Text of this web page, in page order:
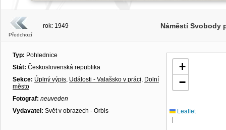
Předchozí
rok: 1949 Náměstí Svobody
Typ: Pohlednice
Stát: Československá republika
Sekce: Úplný výpis, Události - Valašsko v práci, Dolní
město
Fotograf: neuveden
Vydavatel: Svět v obrazech - Orbis
+
−
Leaflet
|